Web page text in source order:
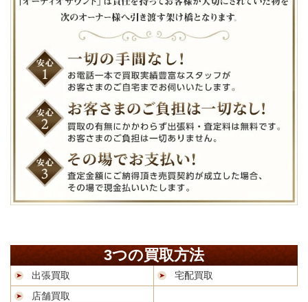
3つの買取方法
出張買取
宅配買取
店舗買取